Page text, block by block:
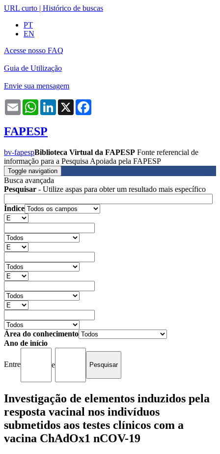
URL curto | Histórico de buscas
PT
EN
Acesse nosso FAQ
Guia de Utilização
Envie sua mensagem
Email WhatsAppLinkedIn
X
FAPESP
bv-fapespBiblioteca Virtual da FAPESP Fonte referencial de
informação para a Pesquisa Apoiada pela FAPESP
Toggle navigation
Busca avançada
Pesquisar - Utilize aspas para obter um resultado mais específico
Índice
Área do conhecimento
Ano de início
Entre e
Investigação de elementos induzidos pela
resposta vacinal nos indivíduos
submetidos aos testes clínicos com a
vacina ChAdOx1 nCOV-19